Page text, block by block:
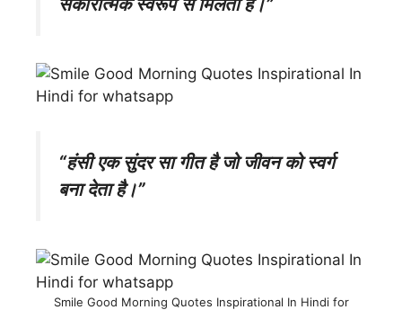
“हंसी एक सुंदर सा गीत है जो जीवन को स्वर्ग
बना देता है।”
Smile Good Morning Quotes Inspirational In Hindi for